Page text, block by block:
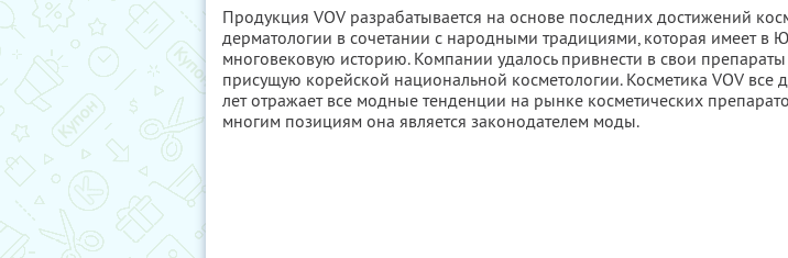
Продукция VOV разрабатывается на основе последних достижений
дерматологии в сочетании с народными традициями, которая имеет в
многовековую историю. Компании удалось привнести в свои
присущую корейской национальной косметологии. Косметика VOV все
лет отражает все модные тенденции на рынке косметических
многим позициям она является законодателем моды.